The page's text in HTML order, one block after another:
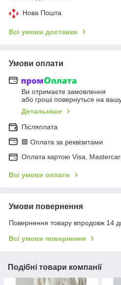
Нова Пошта
Всі умови доставки
Умови оплати
Ви отримаєте замовлення
або гроші повернуться на
Детальніше
Післяплата
🟩 Оплата за реквізитами
Оплата картою Visa,
Всі умови оплати
Умови повернення
Повернення товару впродовж 14
Всі умови повернення
Подібні товари компанії